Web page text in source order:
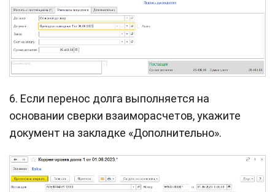
6. Если перенос долга выполняется на
основании сверки взаиморасчетов, укажите
документ на закладке «Дополнительно».